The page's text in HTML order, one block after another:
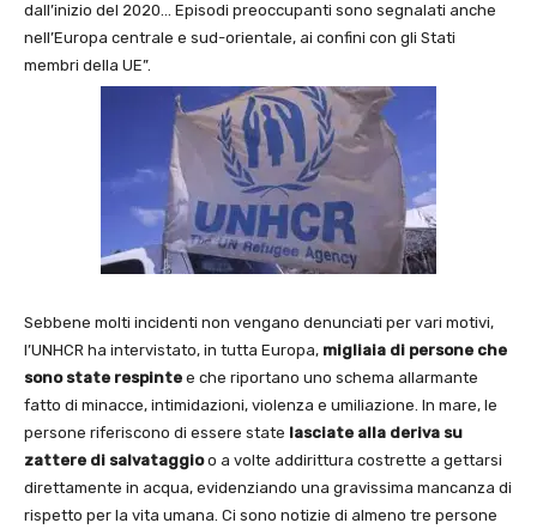
dall’inizio del 2020… Episodi preoccupanti sono segnalati anche
nell’Europa centrale e sud-orientale, ai confini con gli Stati
membri della UE”.
Sebbene molti incidenti non vengano denunciati per vari motivi,
l’UNHCR ha intervistato, in tutta Europa, migliaia di persone che
sono state respinte e che riportano uno schema allarmante
fatto di minacce, intimidazioni, violenza e umiliazione. In mare, le
persone riferiscono di essere state lasciate alla deriva su
zattere di salvataggioo a volte addirittura costrette a gettarsi
direttamente in acqua, evidenziando una gravissima mancanza di
rispetto per la vita umana. Ci sono notizie di almeno tre persone